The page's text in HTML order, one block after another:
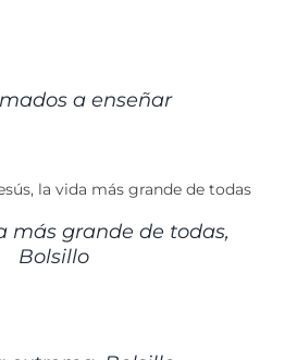
a enseñar
más grande de todas,
Bolsillo